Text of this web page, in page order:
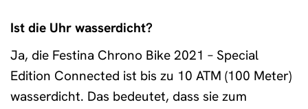
Ist die Uhr wasserdicht?
Ja, die Festina Chrono Bike 2021 – Special
Edition Connected ist bis zu 10 ATM (100 Meter)
wasserdicht. Das bedeutet, dass sie zum